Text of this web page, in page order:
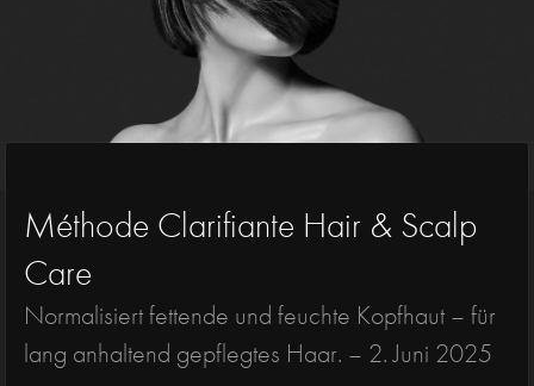
Méthode Clarifiante Hair & Scalp
Care
Normalisiert fettende und feuchte Kopfhaut – für
lang anhaltend gepflegtes Haar. – 2. Juni 2025